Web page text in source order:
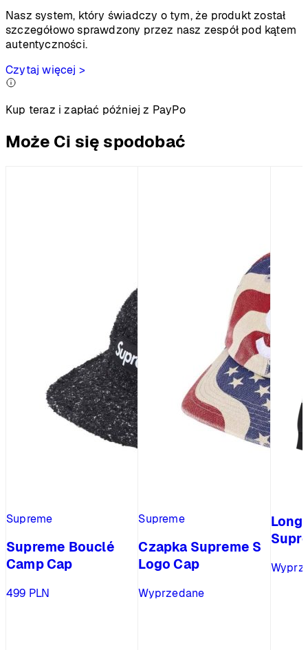
Nasz system, który świadczy o tym, że produkt został
szczegółowo sprawdzony przez nasz zespół pod kątem
autentyczności.
Czytaj więcej >
Kup teraz i zapłać później z PayPo
Może Ci się spodobać
Supreme
Supreme Bouclé
Camp Cap
499 PLN
Supreme
Czapka Supreme S
Logo Cap
Wyprzedane